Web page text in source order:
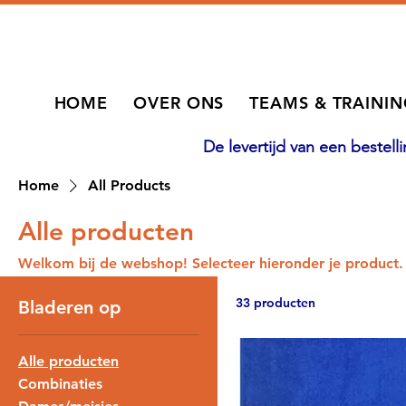
HOME OVER ONS TEAMS &
De levertijd van een
Home All Products
Alle producten
Welkom bij de webshop! Selecteer hieronder je product.
Bladeren op
Alle producten
Combinaties
33 producten